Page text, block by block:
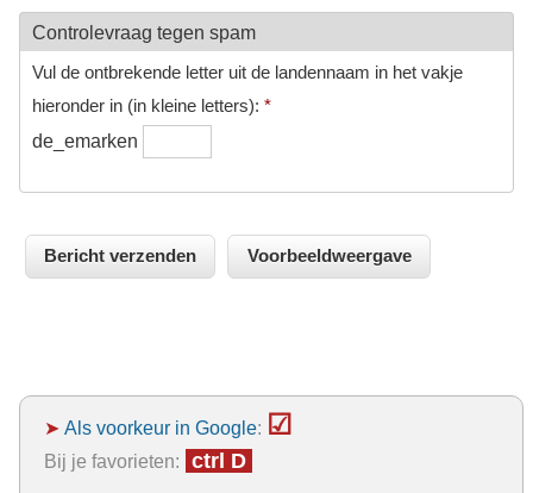
Controlevraag tegen spam
Vul de ontbrekende letter uit de landennaam in het vakje
hieronder in (in kleine letters): *
de_emarken
➤ Als voorkeur in Google: ☑
Bij je favorieten: ctrl D